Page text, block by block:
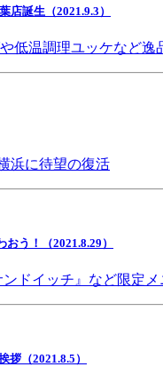
誕生（2021.9.3）
低温調理ユッケなど逸
浜に待望の復活
う！（2021.8.29）
ドイッチ』など限定メ
（2021.8.5）